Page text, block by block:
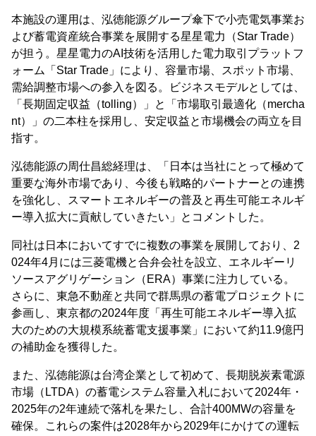
本施設の運用は、泓徳能源グループ傘下で小売電気事業お
よび蓄電資産統合事業を展開する星星電力（Star Trade）
が担う。星星電力のAI技術を活用した電力取引プラットフ
ォーム「Star Trade」により、容量市場、スポット市場、
需給調整市場への参入を図る。ビジネスモデルとしては、
「長期固定収益（tolling）」と「市場取引最適化（mercha
nt）」の二本柱を採用し、安定収益と市場機会の両立を目
指す。
泓徳能源の周仕昌総経理は、「日本は当社にとって極めて
重要な海外市場であり、今後も戦略的パートナーとの連携
を強化し、スマートエネルギーの普及と再生可能エネルギ
ー導入拡大に貢献していきたい」とコメントした。
同社は日本においてすでに複数の事業を展開しており、2
024年4月には三菱電機と合弁会社を設立、エネルギーリ
ソースアグリゲーション（ERA）事業に注力している。
さらに、東急不動産と共同で群馬県の蓄電プロジェクトに
参画し、東京都の2024年度「再生可能エネルギー導入拡
大のための大規模系統蓄電支援事業」において約11.9億円
の補助金を獲得した。
また、泓徳能源は台湾企業として初めて、長期脱炭素電源
市場（LTDA）の蓄電システム容量入札において2024年・
2025年の2年連続で落札を果たし、合計400MWの容量を
確保。これらの案件は2028年から2029年にかけての運転